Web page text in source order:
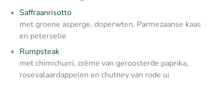
Saffraanrisotto
met groene asperge, doperwten, Parmezaanse kaas
en peterselie
Rumpsteak
met chimichurri, crème van geroosterde paprika,
rosevalaardappelen en chutney van rode ui